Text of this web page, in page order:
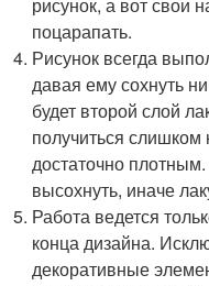
рисунок, а вот свои
поцарапать.
Рисунок всегда
давая ему сохнуть
будет второй слой
получиться
достаточно
высохнуть, иначе
Работа ведется
конца дизайна.
декоративные